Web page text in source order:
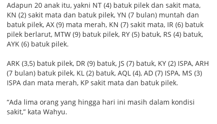
Adapun 20 anak itu, yakni NT (4) batuk pilek dan sakit mata,
KN (2) sakit mata dan batuk pilek, YN (7 bulan) muntah dan
batuk pilek, AX (9) mata merah, KN (7) sakit mata, IR (6) batuk
pilek berlarut, MTW (9) batuk pilek, RY (5) batuk, RS (4) batuk,
AYK (6) batuk pilek.
ARK (3,5) batuk pilek, DR (9) batuk, JS (7) batuk, KY (2) ISPA, ARH
(7 bulan) batuk pilek, KL (2) batuk, AQL (4), AD (7) ISPA, MS (3)
ISPA dan mata merah, KP sakit mata dan batuk pilek.
“Ada lima orang yang hingga hari ini masih dalam kondisi
sakit,” kata Wahyu.